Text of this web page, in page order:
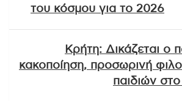
του κόσμου για το 2026
Κρήτη: Δικάζεται ο
κακοποίηση, προσωρινή
παιδιών στο